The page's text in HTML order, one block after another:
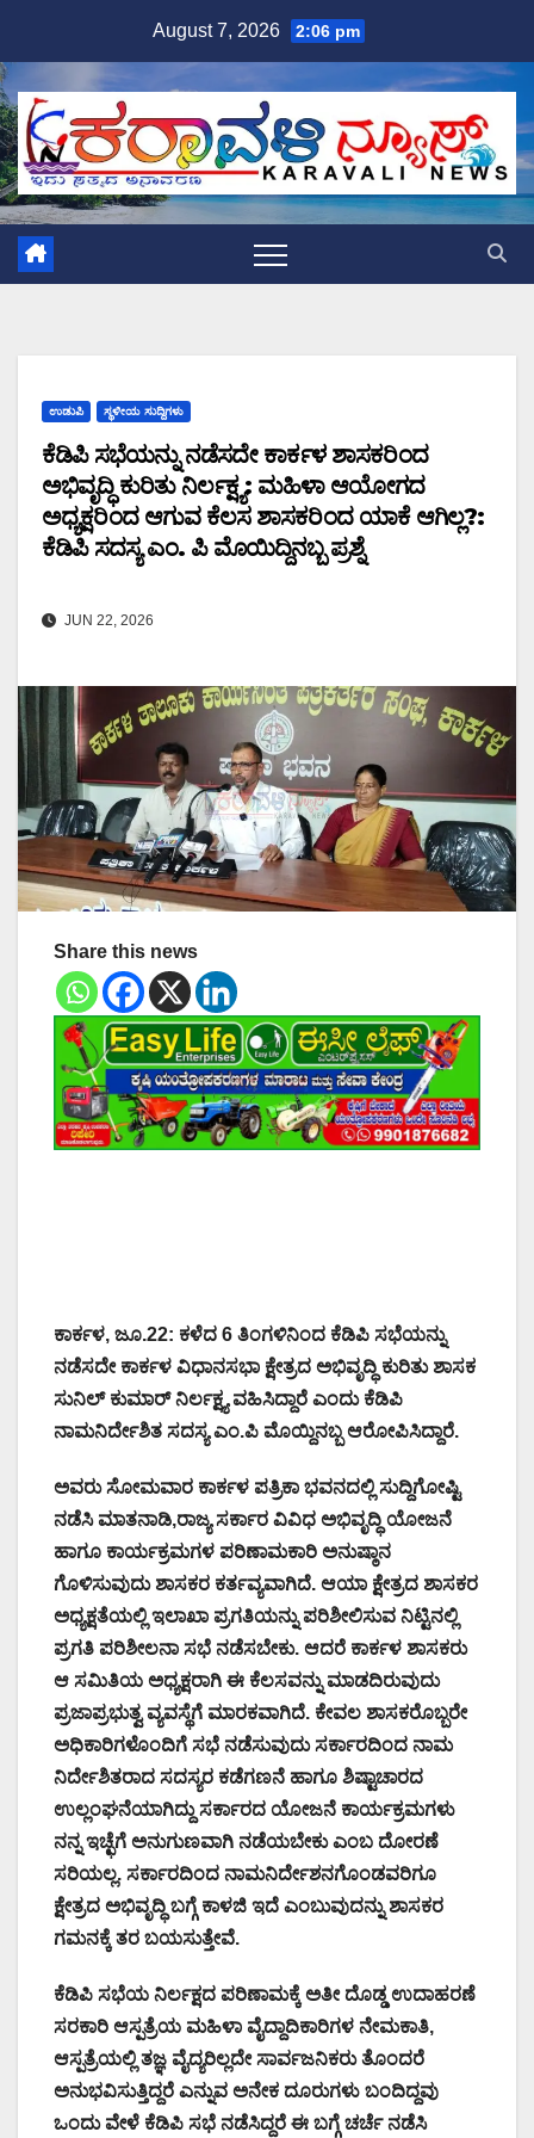
content
August 7, 2026 2:06 pm
ಉಡುಪಿ ಸ್ಥಳೀಯ ಸುದ್ದಿಗಳು
ಕೆಡಿಪಿ ಸಭೆಯನ್ನು ನಡೆಸದೇ ಕಾರ್ಕಳ ಶಾಸಕರಿಂದ
ಅಭಿವೃದ್ಧಿ ಕುರಿತು ನಿರ್ಲಕ್ಷ್ಯ: ಮಹಿಳಾ ಆಯೋಗದ
ಅಧ್ಯಕ್ಷರಿಂದ ಆಗುವ ಕೆಲಸ ಶಾಸಕರಿಂದ ಯಾಕೆ ಆಗಿಲ್ಲ?:
ಕೆಡಿಪಿ ಸದಸ್ಯ ಎಂ. ಪಿ ಮೊಯಿದ್ದಿನಬ್ಬ ಪ್ರಶ್ನೆ
JUN 22, 2026
Share this news
ಕಾರ್ಕಳ, ಜೂ.22: ಕಳೆದ 6 ತಿಂಗಳಿನಿಂದ ಕೆಡಿಪಿ ಸಭೆಯನ್ನು
ನಡೆಸದೇ ಕಾರ್ಕಳ ವಿಧಾನಸಭಾ ಕ್ಷೇತ್ರದ ಅಭಿವೃದ್ಧಿ ಕುರಿತು ಶಾಸಕ
ಸುನಿಲ್ ಕುಮಾರ್ ನಿರ್ಲಕ್ಷ್ಯ ವಹಿಸಿದ್ದಾರೆ ಎಂದು ಕೆಡಿಪಿ
ನಾಮನಿರ್ದೇಶಿತ ಸದಸ್ಯ ಎಂ.ಪಿ ಮೊಯ್ದಿನಬ್ಬ ಆರೋಪಿಸಿದ್ದಾರೆ.
ಅವರು ಸೋಮವಾರ ಕಾರ್ಕಳ ಪತ್ರಿಕಾ ಭವನದಲ್ಲಿ ಸುದ್ದಿಗೋಷ್ಟಿ
ನಡೆಸಿ ಮಾತನಾಡಿ,ರಾಜ್ಯ ಸರ್ಕಾರ ವಿವಿಧ ಅಭಿವೃದ್ಧಿ ಯೋಜನೆ
ಹಾಗೂ ಕಾರ್ಯಕ್ರಮಗಳ ಪರಿಣಾಮಕಾರಿ ಅನುಷ್ಠಾನ
ಗೊಳಿಸುವುದು ಶಾಸಕರ ಕರ್ತವ್ಯವಾಗಿದೆ. ಆಯಾ ಕ್ಷೇತ್ರದ ಶಾಸಕರ
ಅಧ್ಯಕ್ಷತೆಯಲ್ಲಿ ಇಲಾಖಾ ಪ್ರಗತಿಯನ್ನು ಪರಿಶೀಲಿಸುವ ನಿಟ್ಟಿನಲ್ಲಿ
ಪ್ರಗತಿ ಪರಿಶೀಲನಾ ಸಭೆ ನಡೆಸಬೇಕು. ಆದರೆ ಕಾರ್ಕಳ ಶಾಸಕರು
ಆ ಸಮಿತಿಯ ಅಧ್ಯಕ್ಷರಾಗಿ ಈ ಕೆಲಸವನ್ನು ಮಾಡದಿರುವುದು
ಪ್ರಜಾಪ್ರಭುತ್ವ ವ್ಯವಸ್ಥೆಗೆ ಮಾರಕವಾಗಿದೆ. ಕೇವಲ ಶಾಸಕರೊಬ್ಬರೇ
ಅಧಿಕಾರಿಗಳೊಂದಿಗೆ ಸಭೆ ನಡೆಸುವುದು ಸರ್ಕಾರದಿಂದ ನಾಮ
ನಿರ್ದೇಶಿತರಾದ ಸದಸ್ಯರ ಕಡೆಗಣನೆ ಹಾಗೂ ಶಿಷ್ಟಾಚಾರದ
ಉಲ್ಲಂಘನೆಯಾಗಿದ್ದು ಸರ್ಕಾರದ ಯೋಜನೆ ಕಾರ್ಯಕ್ರಮಗಳು
ನನ್ನ ಇಚ್ಛೆಗೆ ಅನುಗುಣವಾಗಿ ನಡೆಯಬೇಕು ಎಂಬ ದೋರಣೆ
ಸರಿಯಲ್ಲ. ಸರ್ಕಾರದಿಂದ ನಾಮನಿರ್ದೇಶನಗೊಂಡವರಿಗೂ
ಕ್ಷೇತ್ರದ ಅಭಿವೃದ್ಧಿ ಬಗ್ಗೆ ಕಾಳಜಿ ಇದೆ ಎಂಬುವುದನ್ನು ಶಾಸಕರ
ಗಮನಕ್ಕೆ ತರ ಬಯಸುತ್ತೇವೆ.
ಕೆಡಿಪಿ ಸಭೆಯ ನಿರ್ಲಕ್ಷದ ಪರಿಣಾಮಕ್ಕೆ ಅತೀ ದೊಡ್ಡ ಉದಾಹರಣೆ
ಸರಕಾರಿ ಆಸ್ಪತ್ರೆಯ ಮಹಿಳಾ ‌ವೈದ್ದಾದಿಕಾರಿಗಳ ನೇಮಕಾತಿ,
ಆಸ್ಪತ್ರೆಯಲ್ಲಿ ತಜ್ಞ ವೈದ್ಯರಿಲ್ಲದೇ ಸಾರ್ವಜನಿಕರು ತೊಂದರೆ
ಅನುಭವಿಸುತ್ತಿದ್ದರೆ ಎನ್ನುವ ಅನೇಕ ದೂರುಗಳು ಬಂದಿದ್ದವು
ಒಂದು ವೇಳೆ ಕೆಡಿಪಿ ಸಭೆ‌ ನಡೆಸಿದ್ದರೆ ಈ ಬಗ್ಗೆ ಚರ್ಚೆ ನಡೆಸಿ